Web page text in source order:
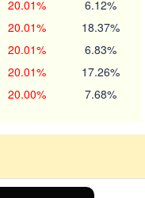
20.01% 6.12%
20.01% 18.37%
20.01% 6.83%
20.01% 17.26%
20.00% 7.68%